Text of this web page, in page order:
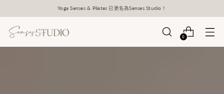
Yoga Senses & Pilates 已更名為Senses Studio！
0